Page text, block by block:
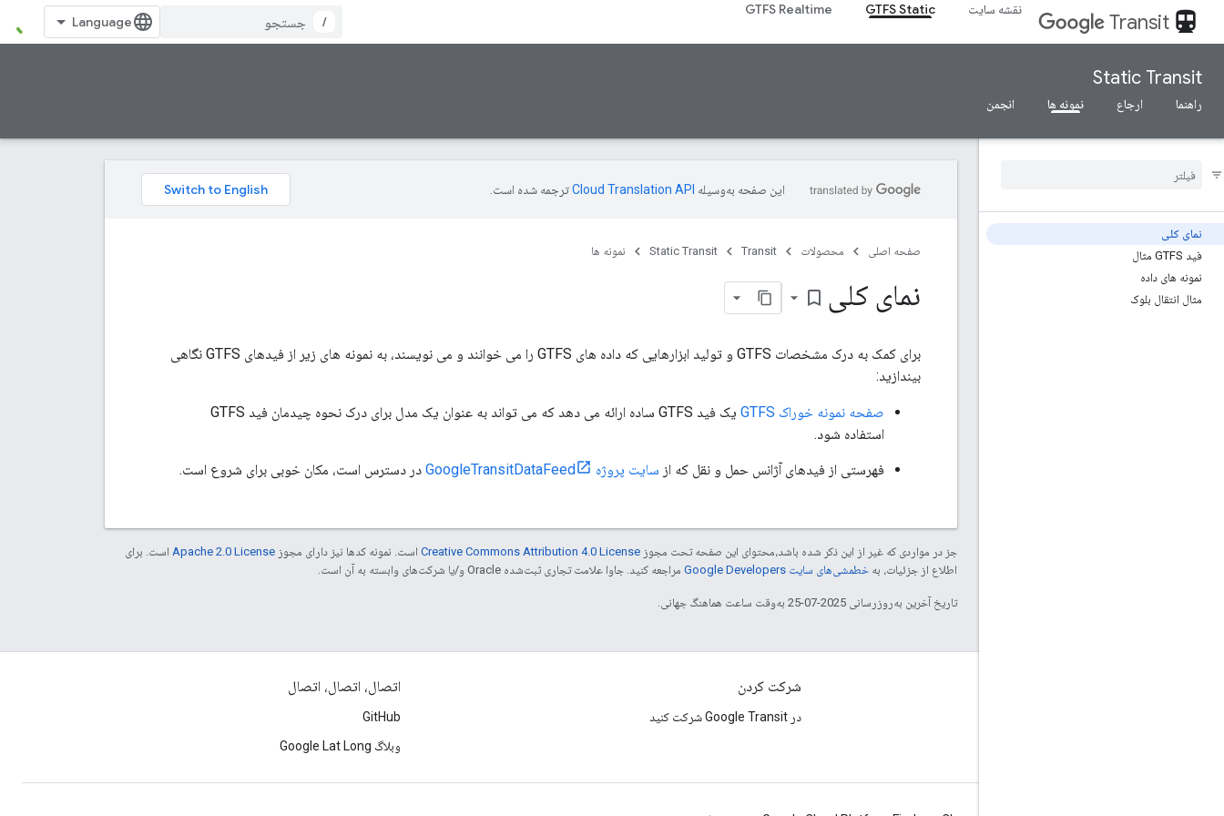
directions_transit
Transit
نقشه سایت GTFS Static
GTFS Realtime
/
Static Transit
راهنما ارجاع نمونه ها انجمن
نمای کلی
فید GTFS مثال
نمونه های داده
مثال انتقال بلوک
این صفحه به‌وسیله ترجمه شده است.
صفحه اصلی محصولات Transit
Static Transit نمونه ها
نمای کلی bookmark_border
برای کمک به درک مشخصات GTFS و تولید ابزارهایی که داده های GTFS را می خوانند و می نویسند، به نمونه های زیر از فیدهای GTFS نگاهی
بیندازید:
صفحه نمونه خوراک GTFS
یک فید GTFS ساده ارائه می دهد که می تواند به عنوان یک مدل برای درک نحوه چیدمان فید GTFS
استفاده شود.
فهرستی از فیدهای آژانس حمل و نقل که از سایت پروژه GoogleTransitDataFeed در دسترس است، مکان خوبی برای شروع است.
جز در مواردی که غیر از این ذکر شده باشد،‌محتوای این صفحه تحت مجوز Creative Commons Attribution 4.0 License است. نمونه کدها نیز دارای مجوز Apache 2.0 License است. برای
اطلاع از جزئیات، به خطمشی‌های سایت Google Developers‏ مراجعه کنید. جاوا علامت تجاری ثبت‌شده Oracle و/یا شرکت‌های وابسته به آن است.
تاریخ آخرین به‌روزرسانی 2025-07-25 به‌وقت ساعت هماهنگ جهانی.
شرکت کردن
در Google Transit شرکت کنید
اتصال، اتصال، اتصال
GitHub
وبلاگ Google Lat Long